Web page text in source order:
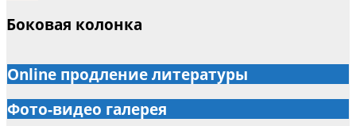
Боковая колонка
Online продление литературы
Фото-видео галерея